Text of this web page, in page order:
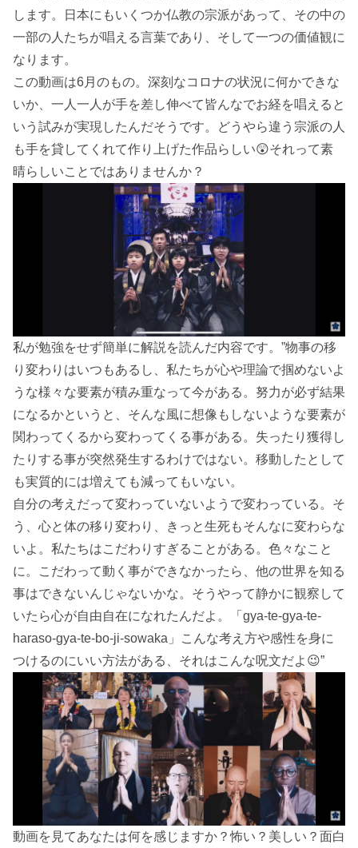
します。日本にもいくつか仏教の宗派があって、その中の
一部の人たちが唱える言葉であり、そして一つの価値観に
なります。
この動画は6月のもの。深刻なコロナの状況に何かできな
いか、一人一人が手を差し伸べて皆んなでお経を唱えると
いう試みが実現したんだそうです。どうやら違う宗派の人
も手を貸してくれて作り上げた作品らしい😲それって素
晴らしいことではありませんか？
私が勉強をせず簡単に解説を読んだ内容です。”物事の移
り変わりはいつもあるし、私たちが心や理論で掴めないよ
うな様々な要素が積み重なって今がある。努力が必ず結果
になるかというと、そんな風に想像もしないような要素が
関わってくるから変わってくる事がある。失ったり獲得し
たりする事が突然発生するわけではない。移動したとして
も実質的には増えても減ってもいない。
自分の考えだって変わっていないようで変わっている。そ
う、心と体の移り変わり、きっと生死もそんなに変わらな
いよ。私たちはこだわりすぎることがある。色々なこと
に。こだわって動く事ができなかったら、他の世界を知る
事はできないんじゃないかな。そうやって静かに観察して
いたら心が自由自在になれたんだよ。「gya-te-gya-te-
haraso-gya-te-bo-ji-sowaka」こんな考え方や感性を身に
つけるのにいい方法がある、それはこんな呪文だよ😉”
動画を見てあなたは何を感じますか？怖い？美しい？面白